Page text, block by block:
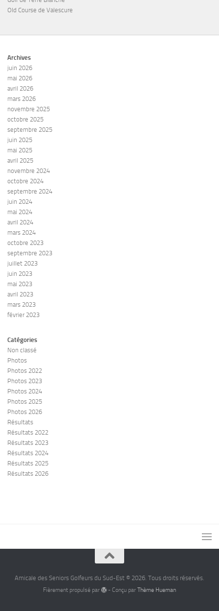
Old Course de Valescure
Archives
juin 2026
mai 2026
avril 2026
mars 2026
novembre 2025
octobre 2025
septembre 2025
juin 2025
mai 2025
avril 2025
novembre 2024
octobre 2024
septembre 2024
juin 2024
mai 2024
avril 2024
mars 2024
octobre 2023
septembre 2023
juillet 2023
juin 2023
mai 2023
avril 2023
mars 2023
février 2023
Catégories
Non classé
Photos
Photos 2022
Photos 2023
Photos 2024
Photos 2025
Photos 2026
Résultats
Résultats 2022
Résultats 2023
Résultats 2024
Résultats 2025
Résultats 2026
Amicale des Seniors Golfeurs du Sud-Est © 2026. Tous droits réservés.
Fièrement propulsé par - Conçu parThème Hueman